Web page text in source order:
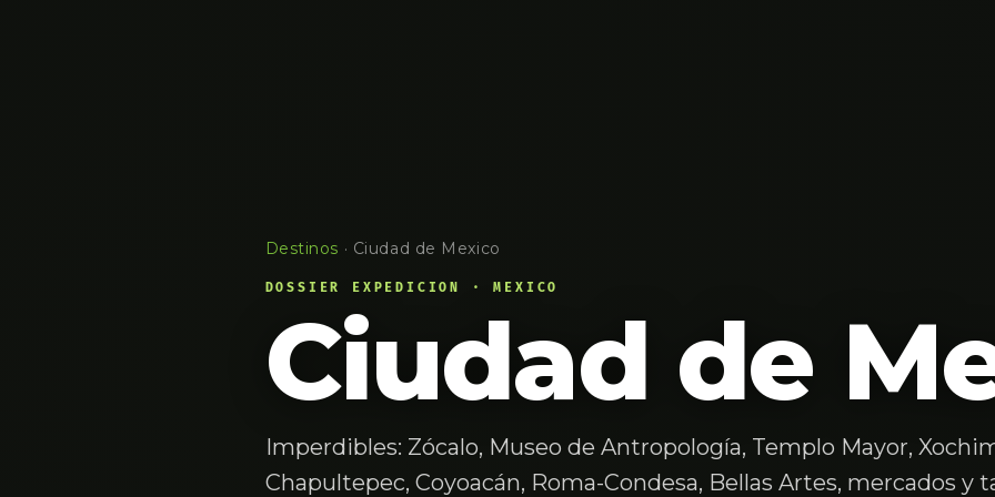
Destinos · Ciudad de Mexico
DOSSIER EXPEDICION · MEXICO
Ciudad de
Imperdibles: Zócalo, Museo de Antropología, Templo Mayor,
Chapultepec, Coyoacán, Roma-Condesa, Bellas Artes, mercados y